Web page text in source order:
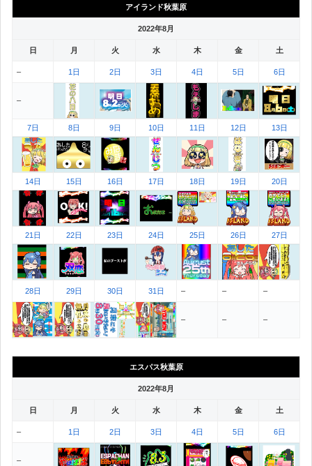
アイランド秋葉原
2022年8月
日 月 火 水 木 金 土
– 1日 2日 3日 4日 5日 6日
–
7日 8日 9日 10日 11日 12日 13日
14日 15日 16日 17日 18日 19日 20日
21日 22日 23日 24日 25日 26日 27日
28日 29日 30日 31日 – – –
– – –
エスパス秋葉原
2022年8月
日 月 火 水 木 金 土
– 1日 2日 3日 4日 5日 6日
–